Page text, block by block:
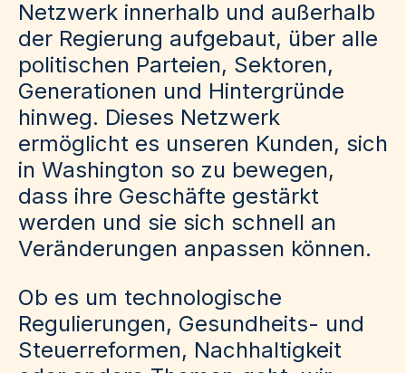
Netzwerk innerhalb und außerhalb
der Regierung aufgebaut, über alle
politischen Parteien, Sektoren,
Generationen und Hintergründe
hinweg. Dieses Netzwerk
ermöglicht es unseren Kunden, sich
in Washington so zu bewegen,
dass ihre Geschäfte gestärkt
werden und sie sich schnell an
Veränderungen anpassen können.
Ob es um technologische
Regulierungen, Gesundheits- und
Steuerreformen, Nachhaltigkeit